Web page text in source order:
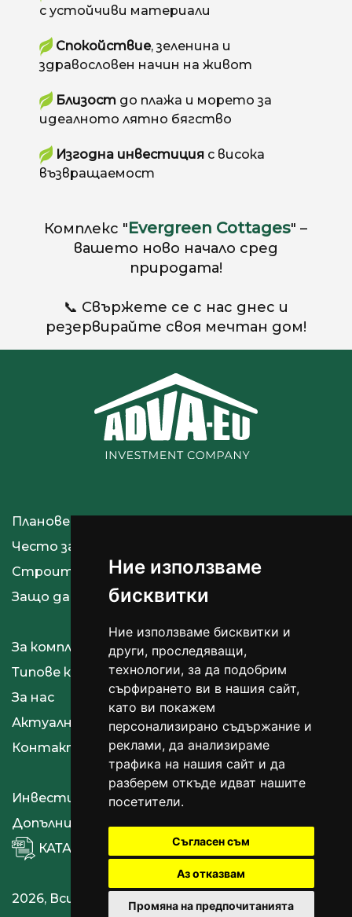
Ние използваме
бисквитки
Ние използваме бисквитки и
други, проследяващи,
технологии, за да подобрим
сърфирането ви в нашия сайт,
като ви покажем
персонализирано съдържание и
реклами, да анализираме
трафика на нашия сайт и да
разберем откъде идват нашите
посетители.
Съгласен съм
Аз отказвам
Промяна на предпочитанията
с устойчиви материали
Спокойствие, зеленина и
здравословен начин на живот
Близост до плажа и морето за
идеалното лятно бягство
Изгодна инвестиция с висока
възвращаемост
Комплекс "Evergreen Cottages" –
вашето ново начало сред
природата!
📞 Свържете се с нас днес и
резервирайте своя мечтан дом!
Планове за плащане
Често задавани въпроси
Строителство
Защо да купя Evergreen Cottages
За комплекса
Типове къщи
За нас
Актуално
Контакти
Инвестиционни проекти
Допълнителни опции
КАТАЛОГ
2026, Всички права запазени.